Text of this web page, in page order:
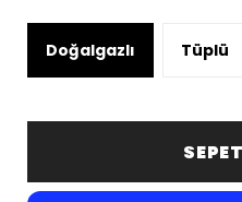
Doğalgazlı Tüplü